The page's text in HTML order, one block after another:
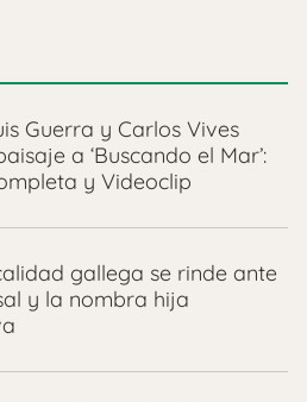
Guerra y Carlos Vives
a ‘Buscando el Mar’:
y Videoclip
gallega se rinde ante
y la nombra hija